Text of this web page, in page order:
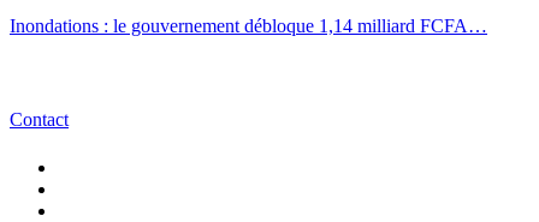
Inondations : le gouvernement débloque 1,14 milliard FCFA…
Contact